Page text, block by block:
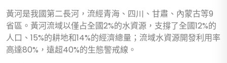
黃河是我國第二長河，流經青海、四川、甘肅、內蒙古等9
省區。黃河流域以僅占全國2%的水資源，支撐了全國12%的
人口、15%的耕地和14%的經濟總量；流域水資源開發利用率
高達80%，遠超40%的生態警戒線。